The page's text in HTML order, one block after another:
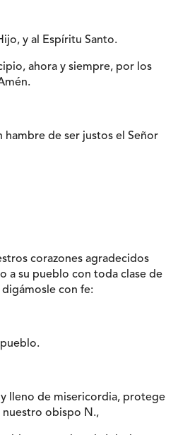
y al Espíritu Santo.
ahora y siempre, por los
hambre de ser justos el Señor
corazones agradecidos
a su pueblo con toda clase de
con fe:
lleno de misericordia, protege
nuestro obispo N.,